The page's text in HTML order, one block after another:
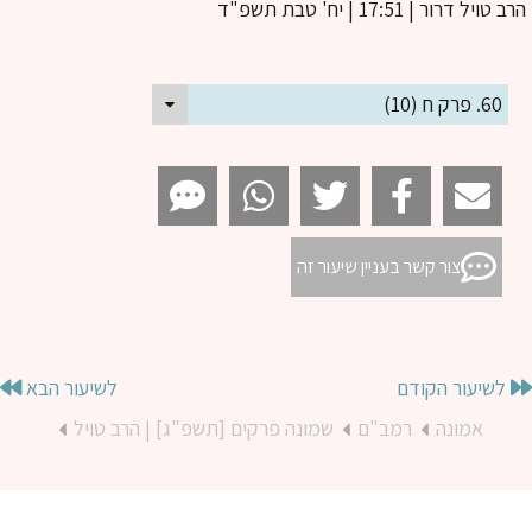
טויל דרור| 17:51 | יח' טבת תשפ"ד
60. פרק ח (10)
צור קשר בעניין שיעור זה
לשיעור הקודם
לשיעור הבא
אמונה
רמב"ם שמונה פרקים [תשפ"ג] | הרב טויל